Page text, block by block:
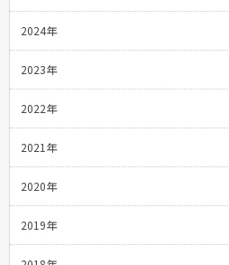
2024年
2023年
2022年
2021年
2020年
2019年